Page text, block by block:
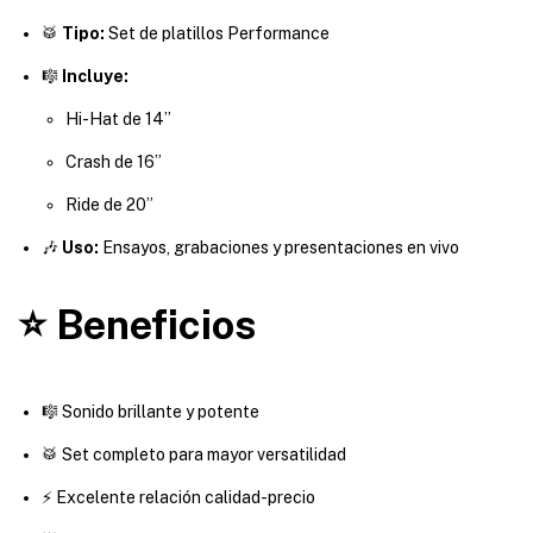
🥁 Tipo: Set de platillos Performance
🎼 Incluye:
Hi-Hat de 14”
Crash de 16”
Ride de 20”
🎶 Uso: Ensayos, grabaciones y presentaciones en vivo
⭐ Beneficios
🎼 Sonido brillante y potente
🥁 Set completo para mayor versatilidad
⚡ Excelente relación calidad-precio